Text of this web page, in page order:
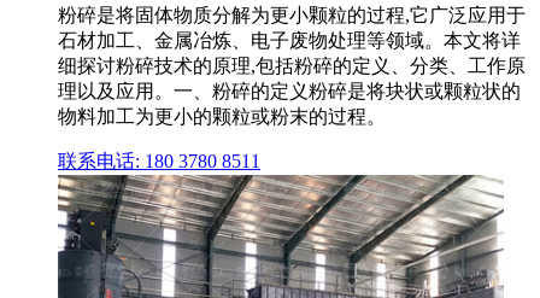
粉碎是将固体物质分解为更小颗粒的过程,它广泛应用于
石材加工、金属冶炼、电子废物处理等领域。本文将详
细探讨粉碎技术的原理,包括粉碎的定义、分类、工作原
理以及应用。一、粉碎的定义粉碎是将块状或颗粒状的
物料加工为更小的颗粒或粉末的过程。
联系电话: 180 3780 8511